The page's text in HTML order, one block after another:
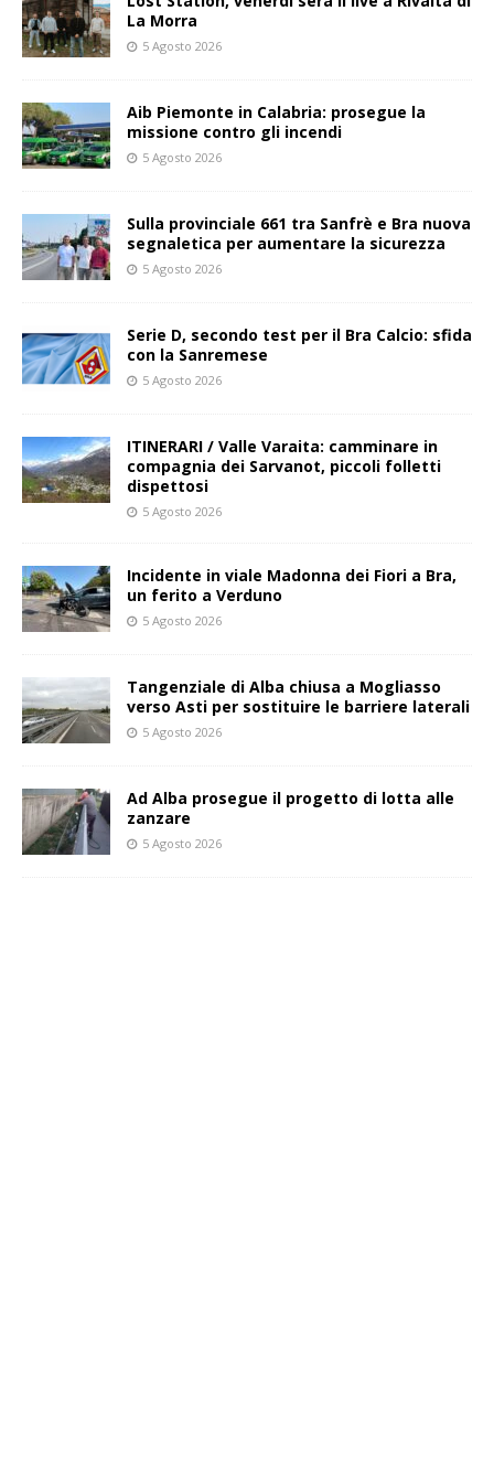
La Morra
5 Agosto 2026
Aib Piemonte in Calabria: prosegue la
missione contro gli incendi
5 Agosto 2026
Sulla provinciale 661 tra Sanfrè e Bra nuova
segnaletica per aumentare la sicurezza
5 Agosto 2026
Serie D, secondo test per il Bra Calcio: sfida
con la Sanremese
5 Agosto 2026
ITINERARI / Valle Varaita: camminare in
compagnia dei Sarvanot, piccoli folletti
dispettosi
5 Agosto 2026
Incidente in viale Madonna dei Fiori a Bra,
un ferito a Verduno
5 Agosto 2026
Tangenziale di Alba chiusa a Mogliasso
verso Asti per sostituire le barriere laterali
5 Agosto 2026
Ad Alba prosegue il progetto di lotta alle
zanzare
5 Agosto 2026